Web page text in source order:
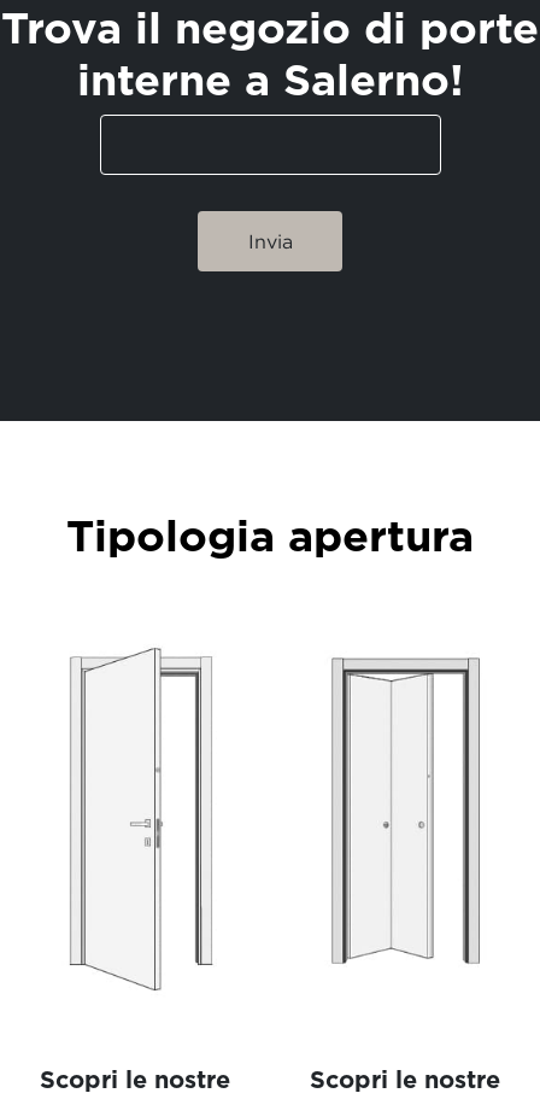
Trova il negozio di porte
interne a Salerno!
Tipologia apertura
Scopri le nostre Scopri le nostre